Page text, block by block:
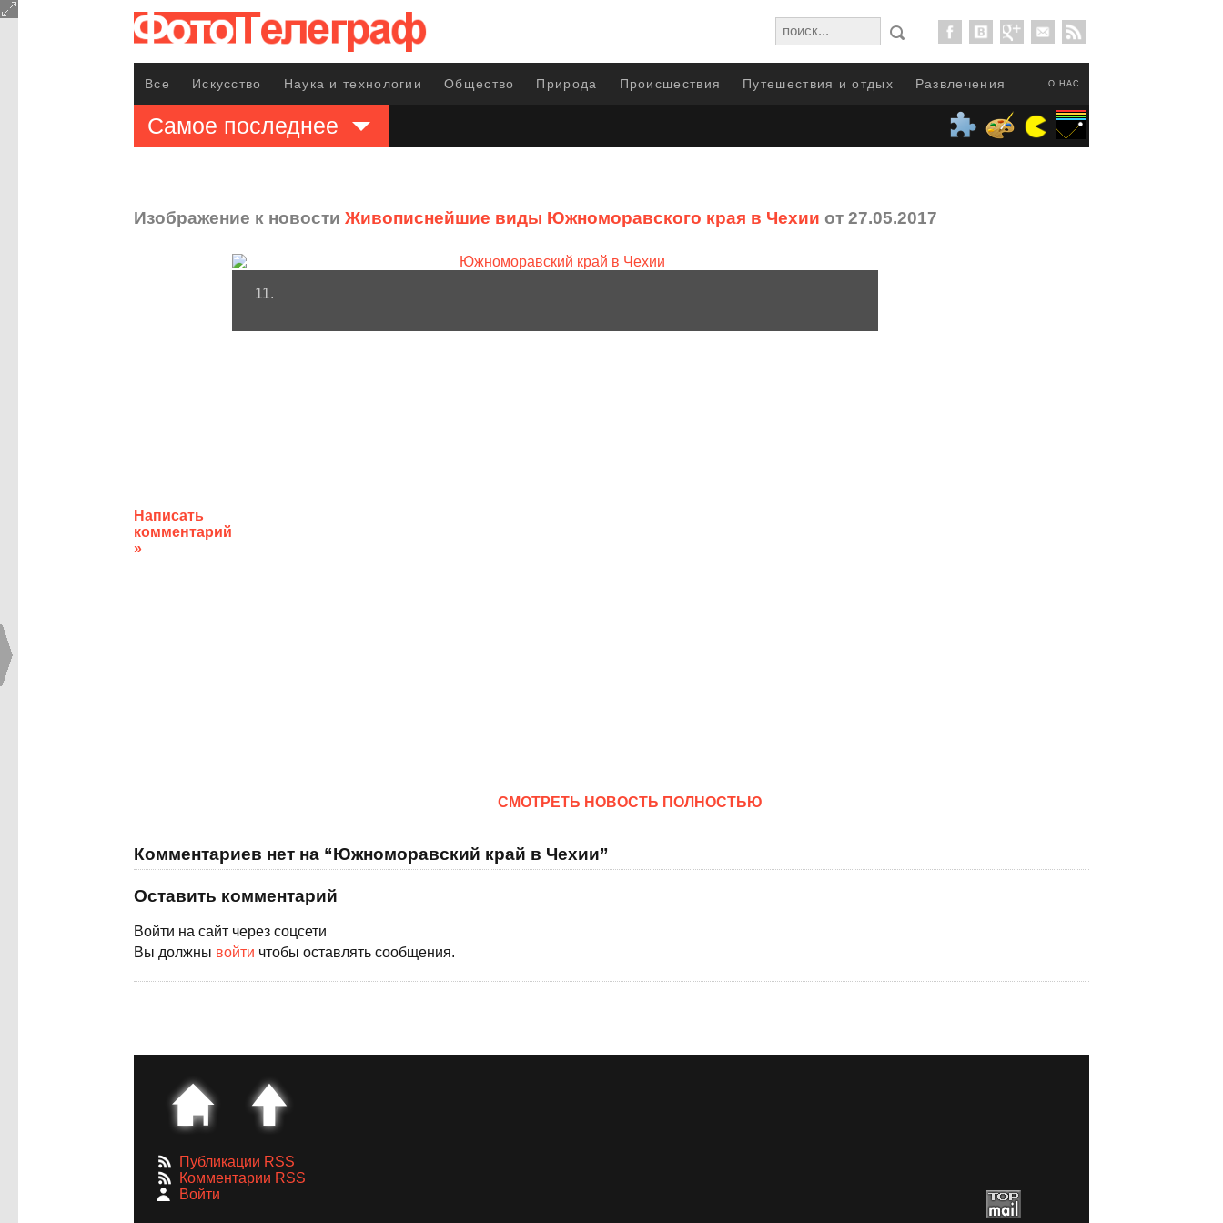
О НАС
Все Искусство Наука и технологии Общество Природа Происшествия Путешествия и отдых Развлечения
Самое последнее
Изображение к новости Живописнейшие виды Южноморавского края в Чехии от 27.05.2017
Написать
комментарий
»
11.
CМОТРЕТЬ НОВОСТЬ ПОЛНОСТЬЮ
Комментариев нет на “Южноморавский край в Чехии”
Оставить комментарий
Войти на сайт через соцсети
Вы должны войти чтобы оставлять сообщения.
Публикации RSS
Комментарии RSS
Войти